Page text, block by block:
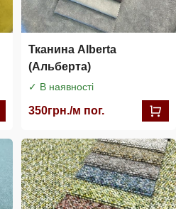
Тканина Alberta
(Альберта)
✓ В наявності
350грн./м пог.